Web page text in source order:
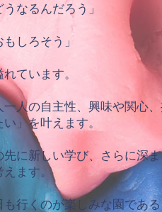
うなるんだろう」
もしろそう」
ています。
一人の自主性、興味や関心
」を叶えます。
先に新しい学び、さらに深
えます。
も行くのが楽しみな園であ